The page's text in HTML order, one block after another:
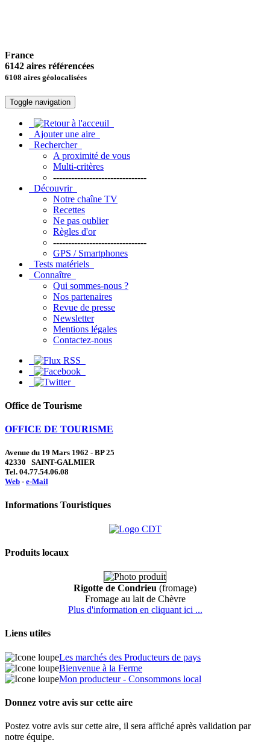
France
6142 aires référencées
6108 aires géolocalisées
Toggle navigation
Ajouter une aire
Rechercher
A proximité de vous
Multi-critères
-------------------------------
Découvrir
Notre chaîne TV
Recettes
Ne pas oublier
Règles d'or
-------------------------------
GPS / Smartphones
Tests matériels
Connaître
Qui sommes-nous ?
Nos partenaires
Revue de presse
Newsletter
Mentions légales
Contactez-nous
Office de Tourisme
OFFICE DE TOURISME
Avenue du 19 Mars 1962 - BP 25
42330 SAINT-GALMIER
Tel. 04.77.54.06.08
Web - e-Mail
Informations Touristiques
Produits locaux
Rigotte de Condrieu (fromage)
Fromage au lait de Chèvre
Plus d'information en cliquant ici ...
Liens utiles
Les marchés des Producteurs de pays
Bienvenue à la Ferme
Mon producteur - Consommons local
Donnez votre avis sur cette aire
Postez votre avis sur cette aire, il sera affiché après validation par
notre équipe.